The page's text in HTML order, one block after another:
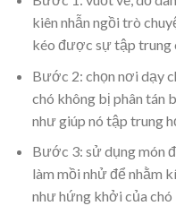
kiên nhẫn ngồi trò
kéo được sự tập trung
Bước 2: chọn nơi dạy
chó không bị phân tán
như giúp nó tập trung
Bước 3: sử dụng món
làm mồi nhử để nhằm
như hứng khởi của chó